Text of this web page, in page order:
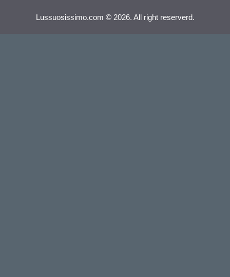
Lussuosissimo.com © 2026. All right reserverd.